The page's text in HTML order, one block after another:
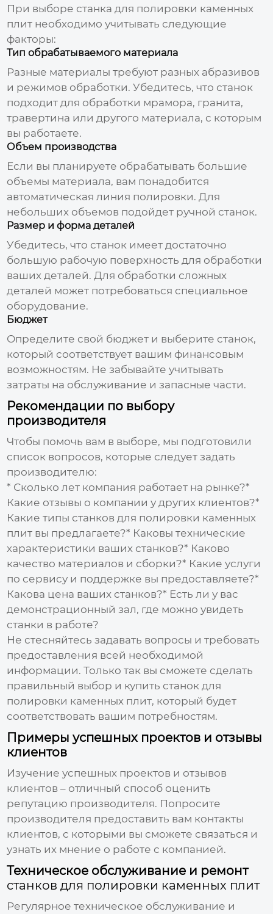
При выборе станка для полировки каменных
плит необходимо учитывать следующие
факторы:
Тип обрабатываемого материала
Разные материалы требуют разных абразивов
и режимов обработки. Убедитесь, что станок
подходит для обработки мрамора, гранита,
травертина или другого материала, с которым
вы работаете.
Объем производства
Если вы планируете обрабатывать большие
объемы материала, вам понадобится
автоматическая линия полировки. Для
небольших объемов подойдет ручной станок.
Размер и форма деталей
Убедитесь, что станок имеет достаточно
большую рабочую поверхность для обработки
ваших деталей. Для обработки сложных
деталей может потребоваться специальное
оборудование.
Бюджет
Определите свой бюджет и выберите станок,
который соответствует вашим финансовым
возможностям. Не забывайте учитывать
затраты на обслуживание и запасные части.
Рекомендации по выбору
производителя
Чтобы помочь вам в выборе, мы подготовили
список вопросов, которые следует задать
производителю:
* Сколько лет компания работает на рынке?*
Какие отзывы о компании у других клиентов?*
Какие типы станков для полировки каменных
плит вы предлагаете?* Каковы технические
характеристики ваших станков?* Каково
качество материалов и сборки?* Какие услуги
по сервису и поддержке вы предоставляете?*
Какова цена ваших станков?* Есть ли у вас
демонстрационный зал, где можно увидеть
станки в работе?
Не стесняйтесь задавать вопросы и требовать
предоставления всей необходимой
информации. Только так вы сможете сделать
правильный выбор и купить станок для
полировки каменных плит, который будет
соответствовать вашим потребностям.
Примеры успешных проектов и отзывы
клиентов
Изучение успешных проектов и отзывов
клиентов – отличный способ оценить
репутацию производителя. Попросите
производителя предоставить вам контакты
клиентов, с которыми вы сможете связаться и
узнать их мнение о работе с компанией.
Техническое обслуживание и ремонт
станков для полировки каменных плит
Регулярное техническое обслуживание и